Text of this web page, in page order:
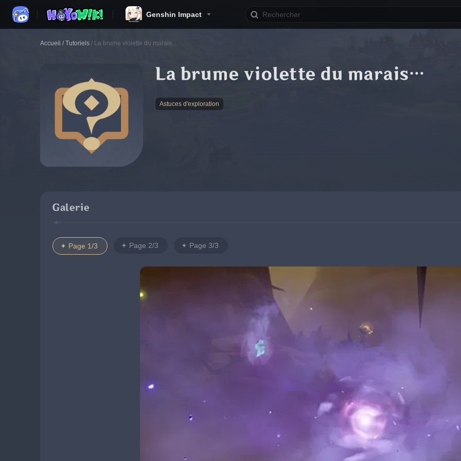
Genshin Impact
Accueil / Tutoriels / La brume violette du marais…
La brume violette du marais…
Astuces d'exploration
Galerie
Page 1/3 Page 2/3 Page 3/3